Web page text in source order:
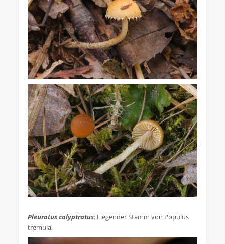
Pleurotus calyptratus: Liegender Stamm von Populus
tremula.